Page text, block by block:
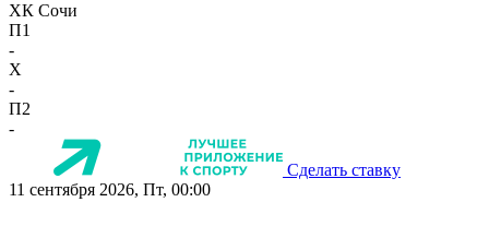
ХК Сочи
П1
-
X
-
П2
-
Сделать ставку
11 сентября 2026, Пт, 00:00